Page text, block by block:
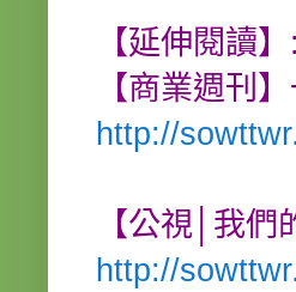
【延伸閱讀】:
【商業週刊
http://
【公視│我
http://